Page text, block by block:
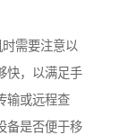
需要注意以
快，以满足手
输或远程查
备是否便于移